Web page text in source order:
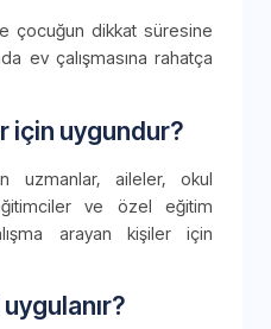
çocuğun dikkat süresine
ev çalışmasına rahatça
için uygundur?
uzmanlar, aileler, okul
ve özel eğitim
arayan kişiler için